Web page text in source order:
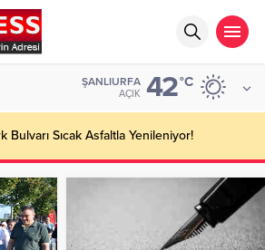
ŞANLIURFA
AÇIK 42°C
Bulvarı Sıcak Asfaltla Yenileniyor!